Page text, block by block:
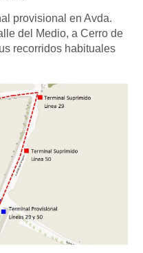
provisional en Avda.
del Medio, a Cerro de
recorridos habituales